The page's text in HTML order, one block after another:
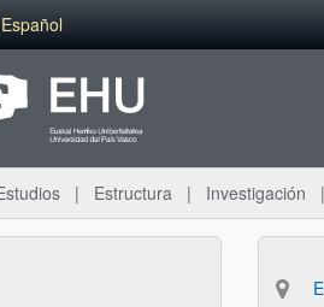
Español
Estructura Investigación